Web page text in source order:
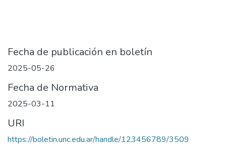
Fecha de publicación en boletín
2025-05-26
Fecha de Normativa
2025-03-11
URI
https://boletin.unc.edu.ar/handle/123456789/3509